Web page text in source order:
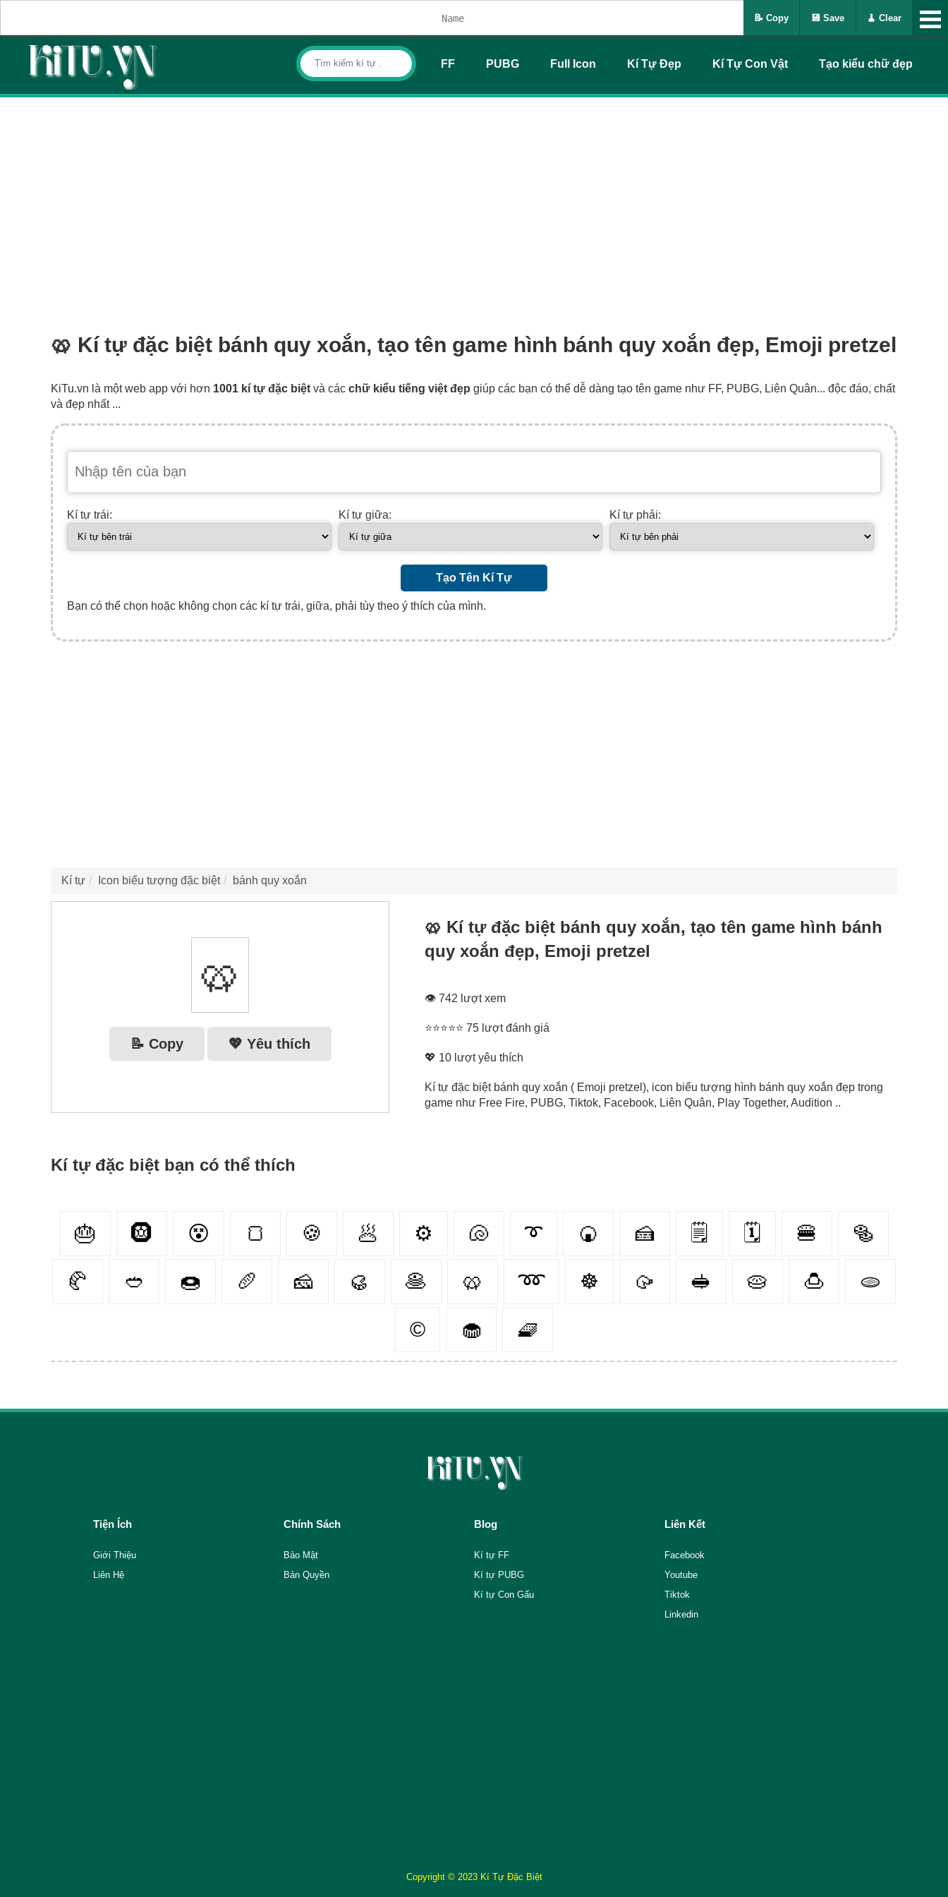
FF PUBG Full Icon Kí Tự Đẹp Kí Tự Con Vật Tạo kiểu chữ đẹp
🥨 Kí tự đặc biệt bánh quy xoắn, tạo tên game hình bánh quy xoắn đẹp, Emoji pretzel
KiTu.vn là một web app với hơn 1001 kí tự đặc biệt và các chữ kiểu tiếng việt đẹp giúp các bạn có thể dễ dàng tạo tên game như FF, PUBG, Liên Quân... độc đáo, chất
và đẹp nhất ...
Kí tự trái: Kí tự giữa: Kí tự phải:
Tạo Tên Kí Tự
Bạn có thể chọn hoặc không chọn các kí tự trái, giữa, phải tùy theo ý thích của mình.
Kí tự Icon biểu tượng đặc biệt bánh quy xoắn
🥨
📝 Copy 💖 Yêu thích
🥨 Kí tự đặc biệt bánh quy xoắn, tạo tên game hình bánh
quy xoắn đẹp, Emoji pretzel
👁 742 lượt xem
⭐⭐⭐⭐⭐ 75 lượt đánh giá
💖 10 lượt yêu thích
Kí tự đặc biệt bánh quy xoắn ( Emoji pretzel), icon biểu tượng hình bánh quy xoắn đẹp trong
game như Free Fire, PUBG, Tiktok, Facebook, Liên Quân, Play Together, Audition ..
Kí tự đặc biệt bạn có thể thích
🎂 🛞 😵‍ 🍞 🍪 🥟 ⚙ 🐚 ➰ 🍘 🍰 🗒 🗓 🍔 🥯
🥐 🥙 🍩 🥖 🧀 🥮 🥞 🥨 ➿ ☸ 🥠 🥪 🥧 🍮 🫓
© 🧁 🧇
Tiện Ích
Giới Thiệu
Liên Hệ
Chính Sách
Bảo Mật
Bản Quyền
Blog
Kí tự FF
Kí tự PUBG
Kí tự Con Gấu
Liên Kết
Facebook
Youtube
Tiktok
Linkedin
Copyright © 2023 Kí Tự Đặc Biệt
📝 Copy 💾 Save 🧹 Clear